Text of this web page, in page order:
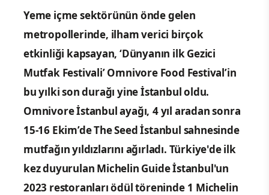
Yeme içme sektörünün önde gelen
metropollerinde, ilham verici birçok
etkinliği kapsayan, ‘Dünyanın ilk Gezici
Mutfak Festivali’ Omnivore Food Festival’in
bu yılki son durağı yine İstanbul oldu.
Omnivore İstanbul ayağı, 4 yıl aradan sonra
15-16 Ekim’de The Seed İstanbul sahnesinde
mutfağın yıldızlarını ağırladı. Türkiye'de ilk
kez duyurulan Michelin Guide İstanbul'un
2023 restoranları ödül töreninde 1 Michelin